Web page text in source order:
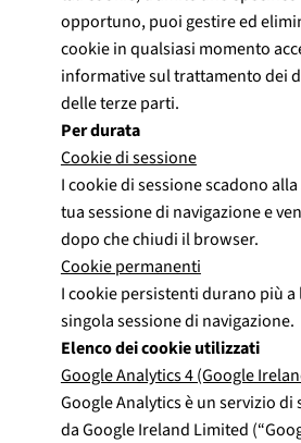
opportuno, puoi gestire ed
cookie in qualsiasi momento
informative sul trattamento dei
delle terze parti.
Per durata
Cookie di sessione
I cookie di sessione scadono
tua sessione di navigazione e
dopo che chiudi il browser.
Cookie permanenti
I cookie persistenti durano più a
singola sessione di navigazione.
Elenco dei cookie utilizzati
Google Analytics 4 (Google
Google Analytics è un servizio
da Google Ireland Limited